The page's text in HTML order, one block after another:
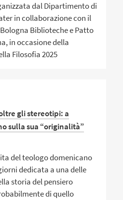
dal Dipartimento di
in collaborazione con il
Biblioteche e Patto
in occasione della
Filosofia 2025
gli stereotipi: a
sulla sua “originalità”
del teologo domenicano
dedicata a una delle
storia del pensiero
di quello